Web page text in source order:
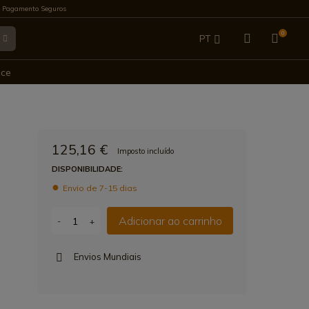
Pagamento Seguros
PT 0
125,16 €
Imposto incluído
DISPONIBILIDADE:
Envio de 7-15 dias
- + Adicionar ao carrinho
Envios Mundiais